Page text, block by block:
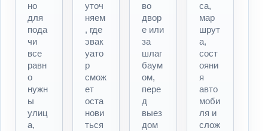
но
для
пода
чи
все
равн
о
нужн
ы
улиц
а,
уточ
няем
, где
эвак
уато
р
смож
ет
оста
нови
ться
во
двор
е или
за
шлаг
баум
ом,
пере
д
выез
дом
са,
мар
шрут
а,
сост
ояни
я
авто
моби
ля и
слож